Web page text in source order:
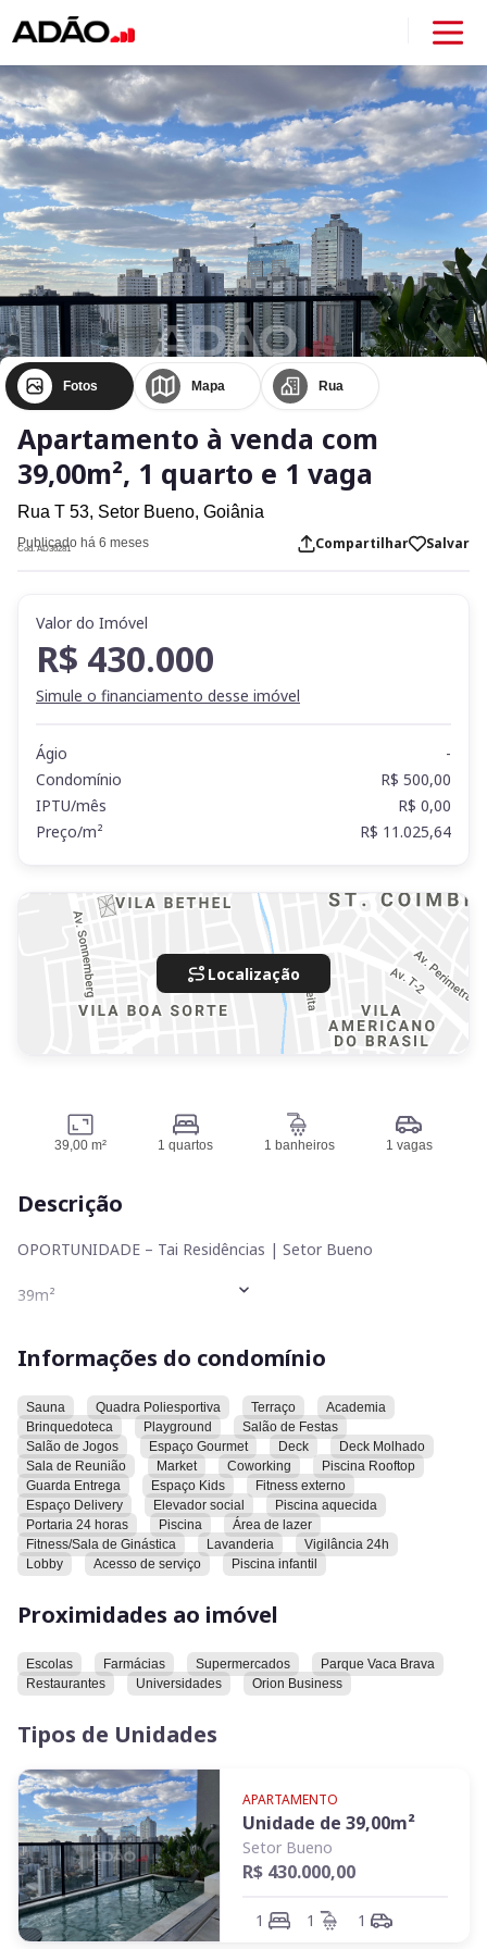
Fotos Mapa Rua
Apartamento à venda com
39,00m², 1 quarto e 1 vaga
Rua T 53, Setor Bueno, Goiânia
Publicado há 6 meses
Cod. AD36281 Compartilhar Salvar
Valor do Imóvel
R$ 430.000
Simule o financiamento desse imóvel
Ágio
-
Condomínio
R$ 500,00
IPTU/mês
R$ 0,00
Preço/m²
R$ 11.025,64
Localização
39,00 m² 1 quartos 1 banheiros 1 vagas
Descrição
OPORTUNIDADE – Tai Residências | Setor Bueno
39m²
Studio moderno, com planta inteligente e excelente
aproveitamento de espaço. Ideal tanto para morar quanto
para investir.
Diferenciais do empreendimento:
Prédio novo
Localização privilegiada no Setor Bueno
Lazer completo: academia equipada, piscinas, espaço
gourmet, salão de festas, brinquedoteca, lavanderia,
Estrutura moderna e de alta procura
Excelente opção para investimento – aceita Airbnb, alta
liquidez e forte demanda para locação na região.
Pedida: R$ 430.000
Ótima oportunidade para quem busca rentabilidade ou
praticidade no dia a dia.
Informações do condomínio
Sauna Quadra Poliesportiva Terraço
Academia
Brinquedoteca
Playground
Salão de Festas
Salão de Jogos
Espaço Gourmet Deck
Deck Molhado
Sala de Reunião
Market Coworking
Piscina Rooftop
Guarda Entrega
Espaço Kids
Fitness externo
Espaço Delivery
Elevador social
Piscina aquecida
Portaria 24 horas
Piscina
Área de lazer
Fitness/Sala de Ginástica
Lavanderia
Vigilância 24h
Lobby
Acesso de serviço Piscina infantil
Proximidades ao imóvel
Escolas Farmácias Supermercados
Parque Vaca Brava
Restaurantes
Universidades Orion Business
Tipos de Unidades
APARTAMENTO
Unidade de39,00m²
Setor Bueno
R$ 430.000,00
1 1 1